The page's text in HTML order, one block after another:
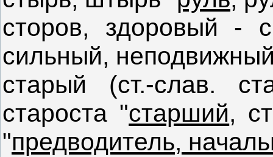
сторов, здоровый -
сильный,
старый (ст.-слав.
староста "старший,
"предводитель,